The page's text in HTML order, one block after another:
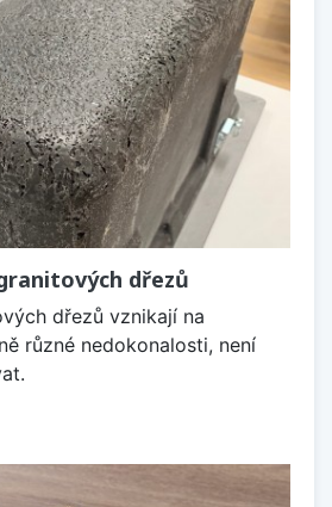
dřezů
dřezů vznikají na
různé nedokonalosti, není